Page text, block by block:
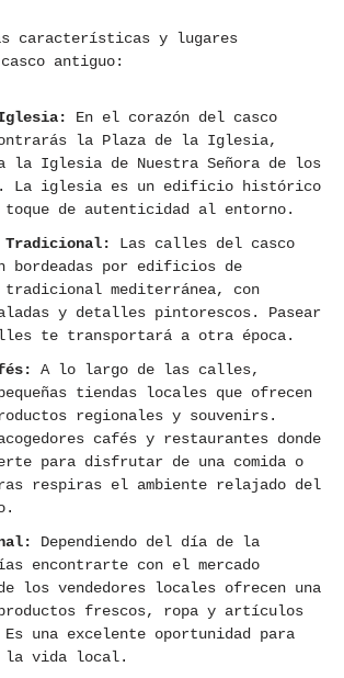
características y lugares
antiguo:
En el corazón del casco
la Plaza de la Iglesia,
la Iglesia de Nuestra Señora de los
La iglesia es un edificio histórico
toque de autenticidad al entorno.
Tradicional:
Las calles del casco
bordeadas por edificios de
mediterránea, con
y detalles pintorescos. Pasear
te transportará a otra época.
A lo largo de las calles,
tiendas locales que ofrecen
regionales y souvenirs.
cafés y restaurantes donde
para disfrutar de una comida o
respiras el ambiente relajado del
Dependiendo del día de la
encontrarte con el mercado
los vendedores locales ofrecen una
frescos, ropa y artículos
una excelente oportunidad para
la vida local.